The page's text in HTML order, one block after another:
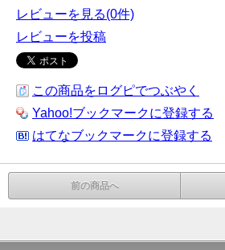
レビューを見る(0件)
レビューを投稿
この商品をログピでつぶやく
Yahoo!ブックマークに登録する
はてなブックマークに登録する
前の商品へ